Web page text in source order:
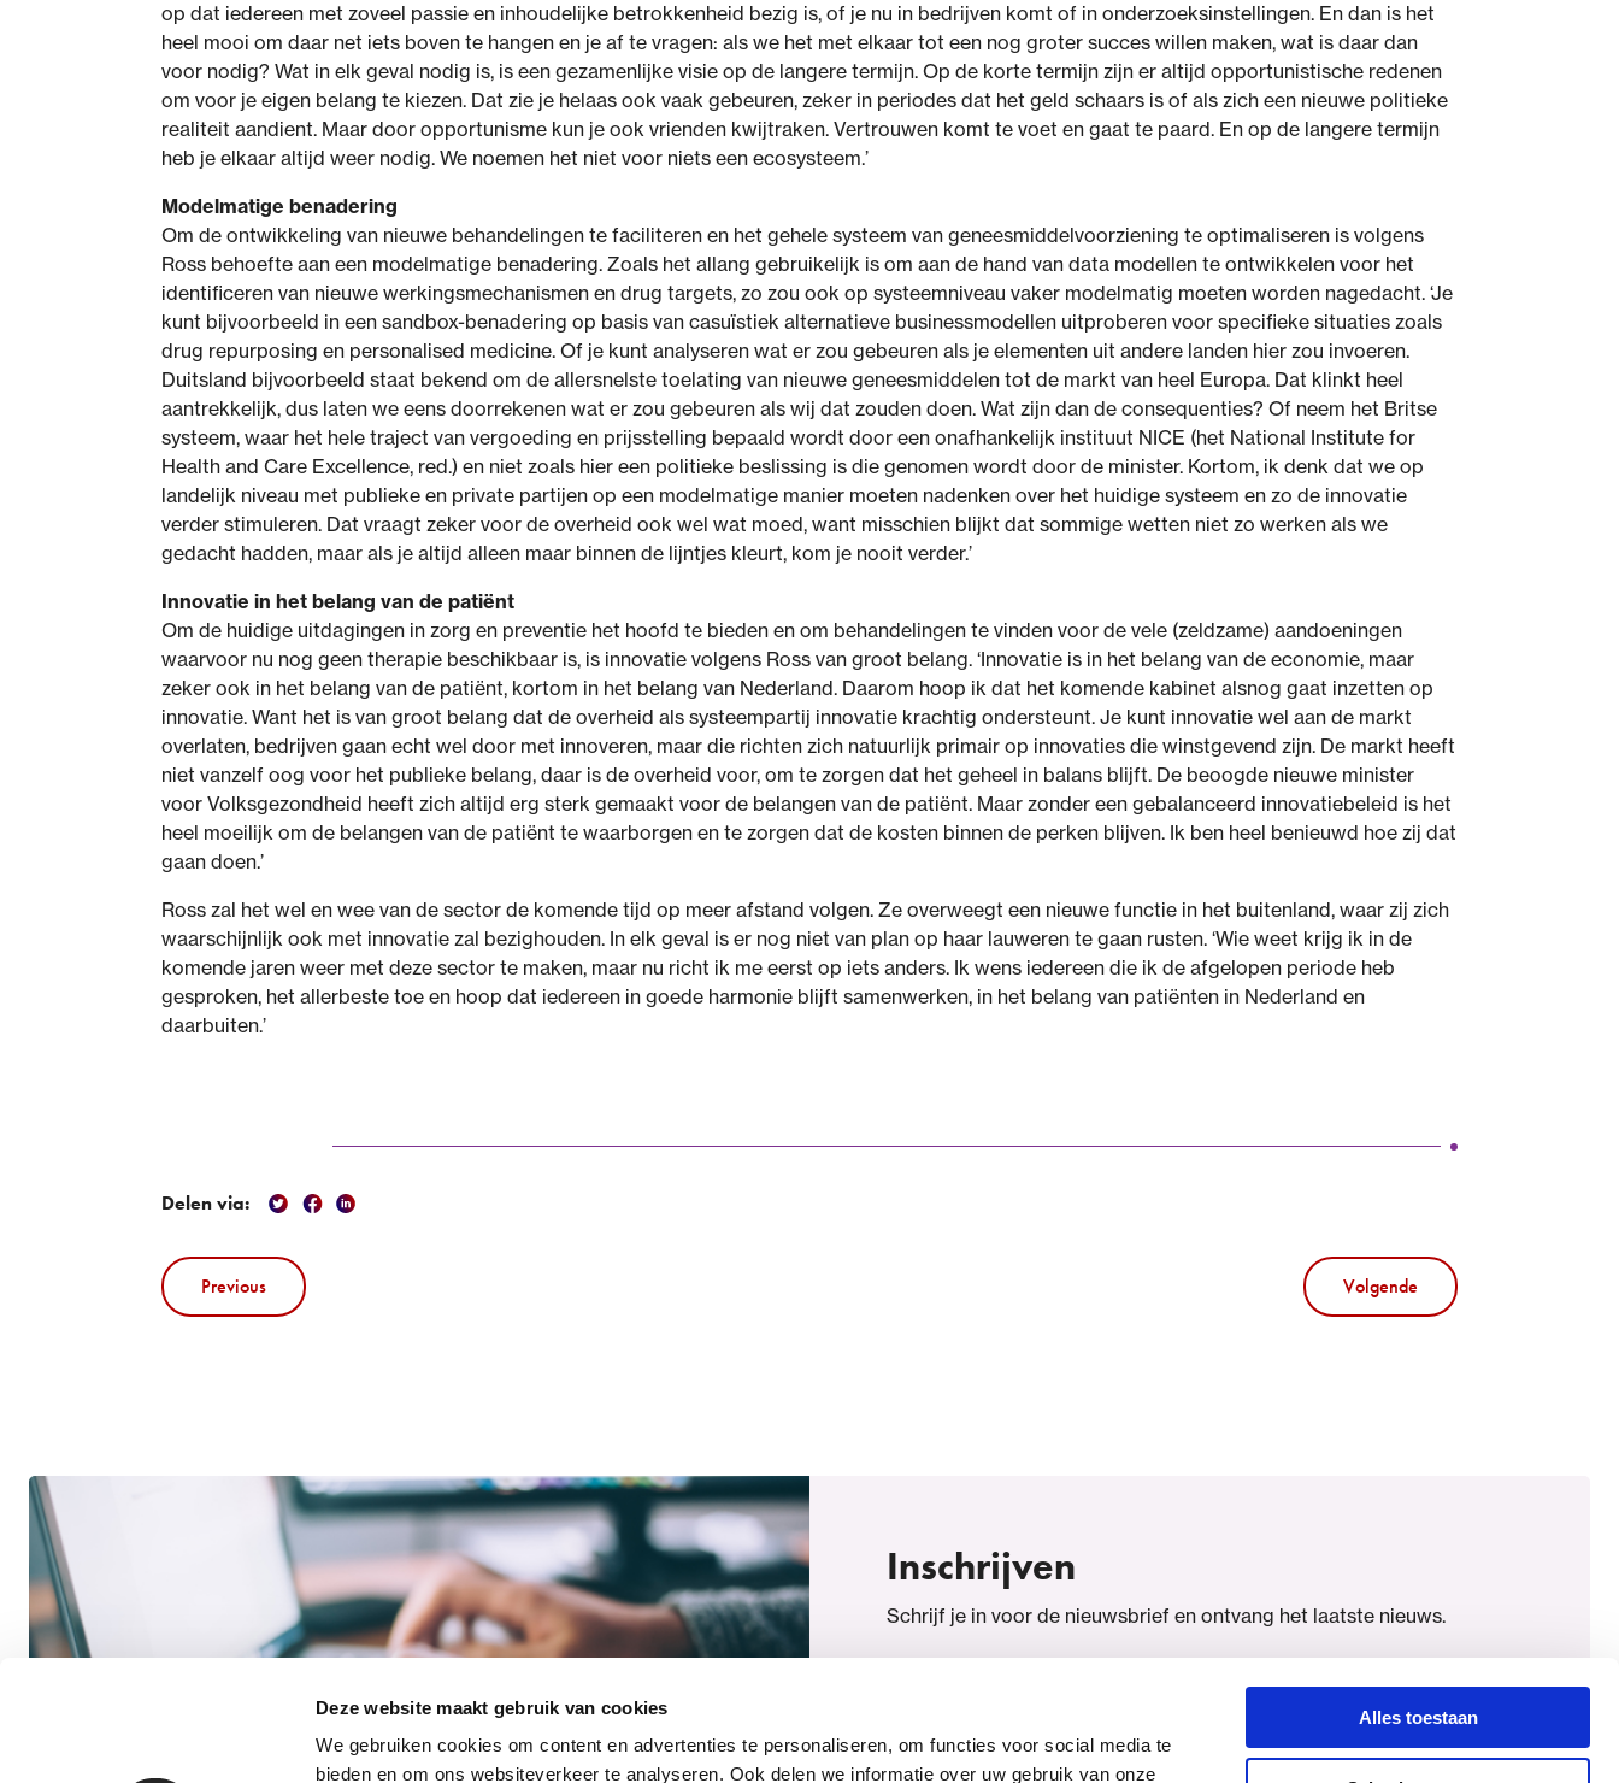
Deze website maakt gebruik van cookies
We gebruiken cookies om content en advertenties te personaliseren, om functies voor social media te
bieden en om ons websiteverkeer te analyseren. Ook delen we informatie over uw gebruik van onze
Alles toestaan
op dat iedereen met zoveel passie en inhoudelijke betrokkenheid bezig is, of je nu in bedrijven komt of in onderzoeksinstellingen. En dan is het
heel mooi om daar net iets boven te hangen en je af te vragen: als we het met elkaar tot een nog groter succes willen maken, wat is daar dan
voor nodig? Wat in elk geval nodig is, is een gezamenlijke visie op de langere termijn. Op de korte termijn zijn er altijd opportunistische redenen
om voor je eigen belang te kiezen. Dat zie je helaas ook vaak gebeuren, zeker in periodes dat het geld schaars is of als zich een nieuwe politieke
realiteit aandient. Maar door opportunisme kun je ook vrienden kwijtraken. Vertrouwen komt te voet en gaat te paard. En op de langere termijn
heb je elkaar altijd weer nodig. We noemen het niet voor niets een ecosysteem.’
Modelmatige benadering
Om de ontwikkeling van nieuwe behandelingen te faciliteren en het gehele systeem van geneesmiddelvoorziening te optimaliseren is volgens
Ross behoefte aan een modelmatige benadering. Zoals het allang gebruikelijk is om aan de hand van data modellen te ontwikkelen voor het
identificeren van nieuwe werkingsmechanismen en drug targets, zo zou ook op systeemniveau vaker modelmatig moeten worden nagedacht. ‘Je
kunt bijvoorbeeld in een sandbox-benadering op basis van casuïstiek alternatieve businessmodellen uitproberen voor specifieke situaties zoals
drug repurposing en personalised medicine. Of je kunt analyseren wat er zou gebeuren als je elementen uit andere landen hier zou invoeren.
Duitsland bijvoorbeeld staat bekend om de allersnelste toelating van nieuwe geneesmiddelen tot de markt van heel Europa. Dat klinkt heel
aantrekkelijk, dus laten we eens doorrekenen wat er zou gebeuren als wij dat zouden doen. Wat zijn dan de consequenties? Of neem het Britse
systeem, waar het hele traject van vergoeding en prijsstelling bepaald wordt door een onafhankelijk instituut NICE (het National Institute for
Health and Care Excellence, red.) en niet zoals hier een politieke beslissing is die genomen wordt door de minister. Kortom, ik denk dat we op
landelijk niveau met publieke en private partijen op een modelmatige manier moeten nadenken over het huidige systeem en zo de innovatie
verder stimuleren. Dat vraagt zeker voor de overheid ook wel wat moed, want misschien blijkt dat sommige wetten niet zo werken als we
gedacht hadden, maar als je altijd alleen maar binnen de lijntjes kleurt, kom je nooit verder.’
Innovatie in het belang van de patiënt
Om de huidige uitdagingen in zorg en preventie het hoofd te bieden en om behandelingen te vinden voor de vele (zeldzame) aandoeningen
waarvoor nu nog geen therapie beschikbaar is, is innovatie volgens Ross van groot belang. ‘Innovatie is in het belang van de economie, maar
zeker ook in het belang van de patiënt, kortom in het belang van Nederland. Daarom hoop ik dat het komende kabinet alsnog gaat inzetten op
innovatie. Want het is van groot belang dat de overheid als systeempartij innovatie krachtig ondersteunt. Je kunt innovatie wel aan de markt
overlaten, bedrijven gaan echt wel door met innoveren, maar die richten zich natuurlijk primair op innovaties die winstgevend zijn. De markt heeft
niet vanzelf oog voor het publieke belang, daar is de overheid voor, om te zorgen dat het geheel in balans blijft. De beoogde nieuwe minister
voor Volksgezondheid heeft zich altijd erg sterk gemaakt voor de belangen van de patiënt. Maar zonder een gebalanceerd innovatiebeleid is het
heel moeilijk om de belangen van de patiënt te waarborgen en te zorgen dat de kosten binnen de perken blijven. Ik ben heel benieuwd hoe zij dat
gaan doen.’
Ross zal het wel en wee van de sector de komende tijd op meer afstand volgen. Ze overweegt een nieuwe functie in het buitenland, waar zij zich
waarschijnlijk ook met innovatie zal bezighouden. In elk geval is er nog niet van plan op haar lauweren te gaan rusten. ‘Wie weet krijg ik in de
komende jaren weer met deze sector te maken, maar nu richt ik me eerst op iets anders. Ik wens iedereen die ik de afgelopen periode heb
gesproken, het allerbeste toe en hoop dat iedereen in goede harmonie blijft samenwerken, in het belang van patiënten in Nederland en
daarbuiten.’
Delen via:
Previous Volgende
Inschrijven
Schrijf je in voor de nieuwsbrief en ontvang het laatste nieuws.